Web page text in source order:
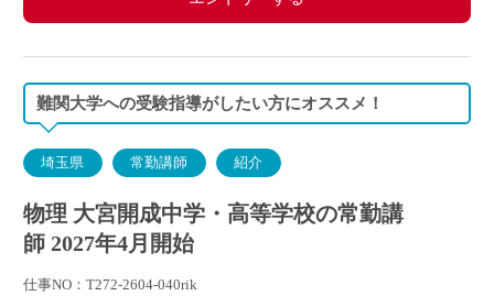
・交通費別途支給
難関大学への受験指導がしたい方にオススメ！
埼玉県 常勤講師 紹介
物理 大宮開成中学・高等学校の常勤講
師 2027年4月開始
仕事NO：T272-2604-040rik